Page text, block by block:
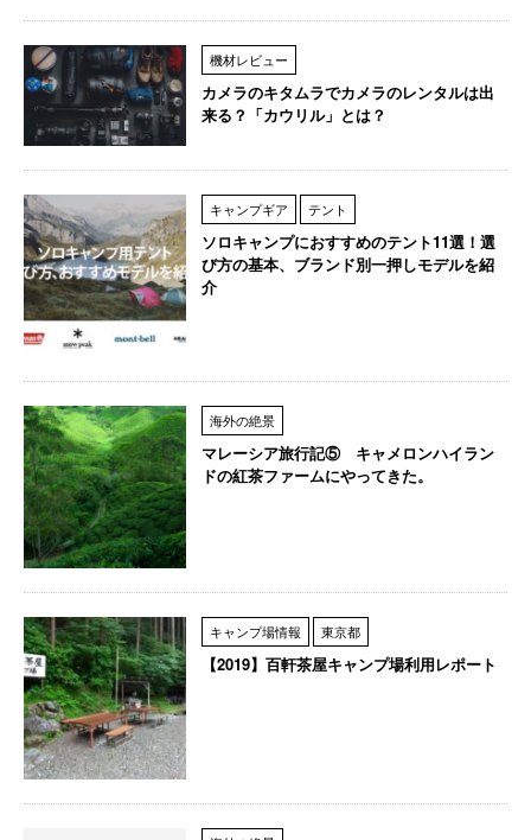
機材レビュー
カメラのキタムラでカメラのレンタルは出
来る？「カウリル」とは？
キャンプギア テント
ソロキャンプにおすすめのテント11選！選
び方の基本、ブランド別一押しモデルを紹
介
海外の絶景
マレーシア旅行記⑤ キャメロンハイラン
ドの紅茶ファームにやってきた。
キャンプ場情報 東京都
【2019】百軒茶屋キャンプ場利用レポート